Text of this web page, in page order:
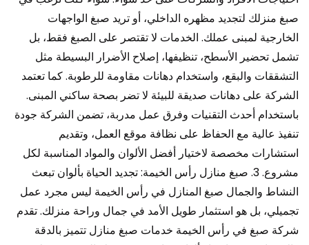
صبغ منزلك لتجديد مظهره الداخلي، أو تريد صبغ الواجهات
الخارجية لمبنى عملك. الخدمات لا تقتصر على الصبغ فقط، بل
تشمل تحضير الأسطح، تنظيفها، إصلاح الأضرار البسيطة مثل
التشققات والبقع، واستخدام دهانات مقاومة للرطوبة. كما تعتمد
الشركة على دهانات صديقة للبيئة لا تضر بصحة ساكني المبنى.
باستخدام أحدث التقنيات وفرق عمل مدربة، تضمن الشركة جودة
تنفيذ عالية مع الحفاظ على نظافة موقع العمل، وتقديم
استشارات مخصصة لاختيار أفضل الألوان والمواد المناسبة لكل
مشروع. 3. صبغ منازل رأس الخيمة: تجديد الحياة بألوان تبعث
النشاط والجمال صبغ المنازل في رأس الخيمة ليس مجرد عمل
تجميلي، بل هو استثمار طويل الأمد في جمال وراحة منزلك. تقدم
شركة صبغ في رأس الخيمة خدمات صبغ منازل تتميز بالدقة